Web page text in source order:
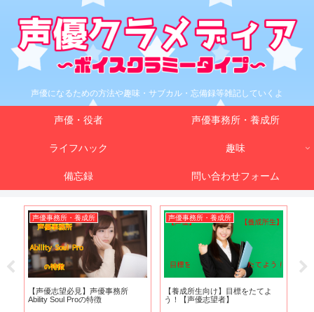
声優になるための方法や趣味・サブカル・忘備録等雑記していくよ
声優・役者 声優事務所・養成所
ライフハック 趣味
備忘録 問い合わせフォーム
声優事務所・養成所
【声優志望必見】声優事務所
Ability Soul Proの特徴
声優事務所・養成所
【養成所生向け】目標をたてよ
う！【声優志望者】